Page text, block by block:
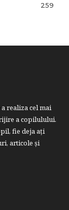
259
realiza cel mai
a copilulului.
fie deja aţi
articole şi